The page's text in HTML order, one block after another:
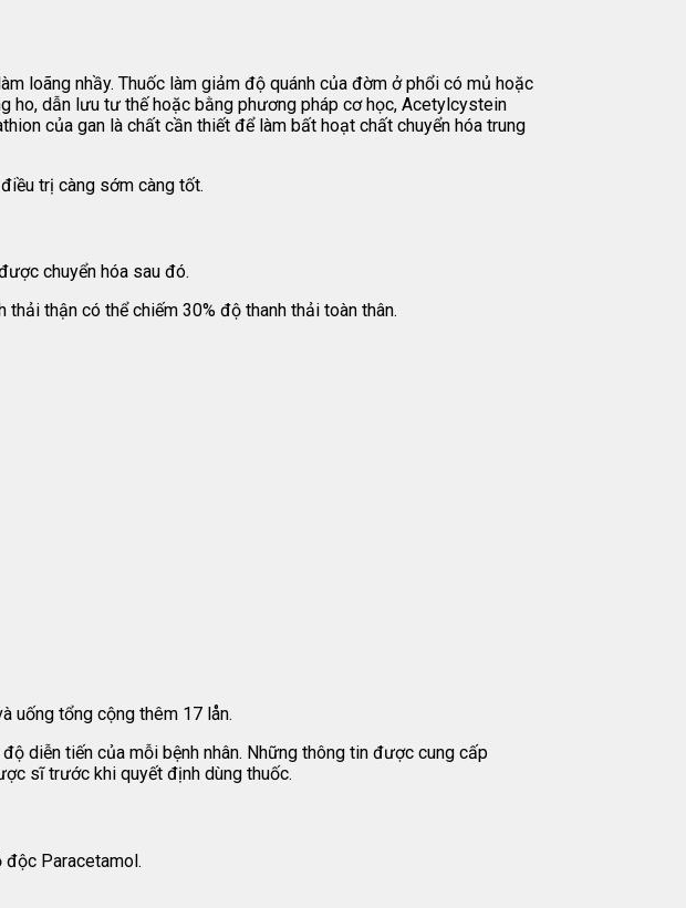
loãng nhầy. Thuốc làm giảm độ quánh của đờm ở phổi có mủ hoặc
ho, dẫn lưu tư thế hoặc bằng phương pháp cơ học, Acetylcystein
của gan là chất cần thiết để làm bất hoạt chất chuyển hóa trung
trị càng sớm càng tốt.
chuyển hóa sau đó.
thận có thể chiếm 30% độ thanh thải toàn thân.
uống tổng cộng thêm 17 lån.
diễn tiến của mỗi bệnh nhân. Những thông tin được cung cấp
sĩ trước khi quyết định dùng thuốc.
độc Paracetamol.